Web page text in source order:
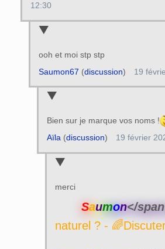
12:30
ooh et moi stp stp
Saumon67 (discussion) 19
Bien sur je marque vos noms !
Aïla(discussion) 19 février
merci
Saumon</
- 🌈Discuter avec